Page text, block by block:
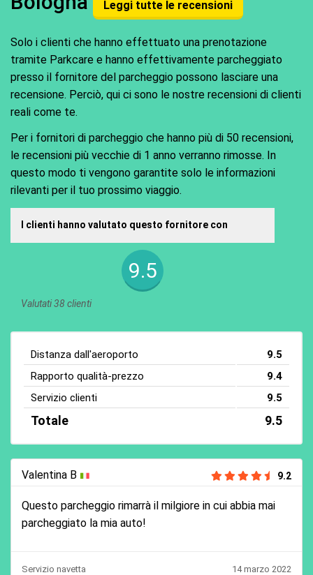
Leggi tutte le recensioni
Solo i clienti che hanno effettuato una prenotazione
tramite Parkcare e hanno effettivamente parcheggiato
presso il fornitore del parcheggio possono lasciare una
recensione. Perciò, qui ci sono le nostre recensioni di clienti
reali come te.
Per i fornitori di parcheggio che hanno più di 50 recensioni,
le recensioni più vecchie di 1 anno verranno rimosse. In
questo modo ti vengono garantite solo le informazioni
rilevanti per il tuo prossimo viaggio.
I clienti hanno valutato questo fornitore con
9.5
Valutati 38 clienti
Distanza dall'aeroporto
9.5
Rapporto qualità-prezzo
9.4
Servizio clienti
9.5
Totale 9.5
Valentina B 9.2
Questo parcheggio rimarrà il milgiore in cui abbia mai
parcheggiato la mia auto!
Servizio navetta 14 marzo 2022